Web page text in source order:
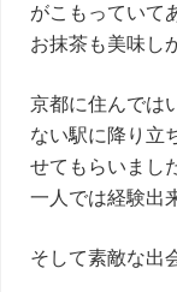
がこもっていて
お抹茶も美味し
京都に住んでは
ない駅に降り立
せてもらいまし
一人では経験出
そして素敵な出